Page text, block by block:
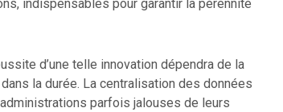
indispensables pour garantir la pérennité
d’une telle innovation dépendra de la
la durée. La centralisation des données
parfois jalouses de leurs